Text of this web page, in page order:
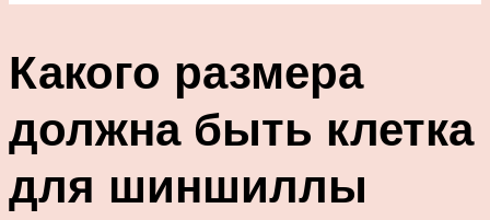
Какого размера
должна быть клетка
для шиншиллы